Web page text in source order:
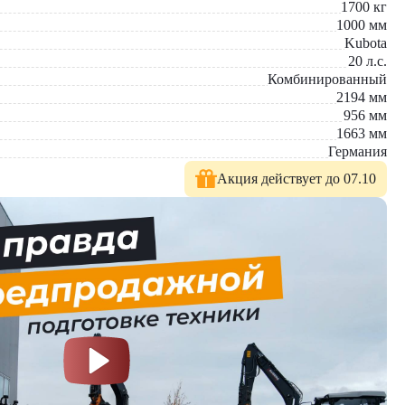
ассортимент дорожной техники и сопутствующего
особенностей ваших проектов и бюджета.
1700 кг
1000 мм
Kubota
20 л.с.
Комбинированный
2194 мм
956 мм
1663 мм
Германия
Акция действует до 07.10